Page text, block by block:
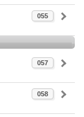
055
057
058